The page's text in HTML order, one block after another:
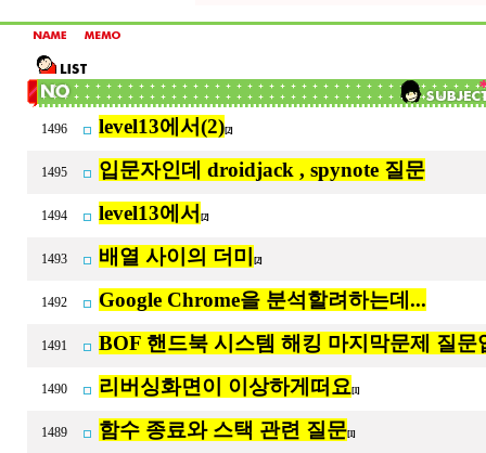
1496 level13에서(2)[2]
1495 입문자인데 droidjack , spynote 질문
1494 level13에서 [2]
1493 배열 사이의 더미 [2]
1492 Google Chrome을 분석할려하는데...
1491 BOF 핸드북 시스템 해킹 마지막문제 질문
1490 리버싱화면이 이상하게떠요[1]
1489 함수 종료와 스택 관련 질문[1]